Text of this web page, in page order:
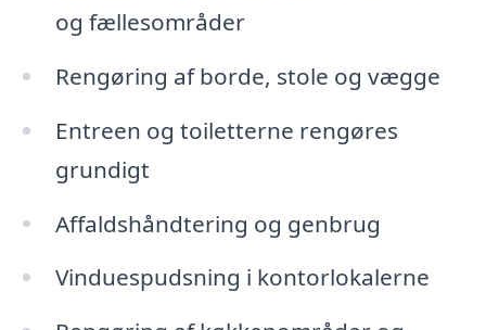
og fællesområder
Rengøring af borde, stole og vægge
Entreen og toiletterne rengøres
grundigt
Affaldshåndtering og genbrug
Vinduespudsning i kontorlokalerne